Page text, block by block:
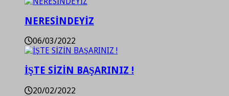
NERESİNDEYİZ
06/03/2022
İŞTE SİZİN BAŞARINIZ !
20/02/2022